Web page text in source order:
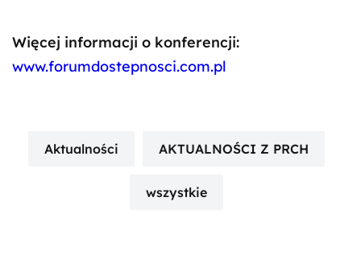
Więcej informacji o konferencji:
www.forumdostepnosci.com.pl
Aktualności AKTUALNOŚCI Z PRCH
wszystkie